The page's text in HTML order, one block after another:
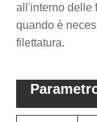
all'interno delle
quando è
filettatura.